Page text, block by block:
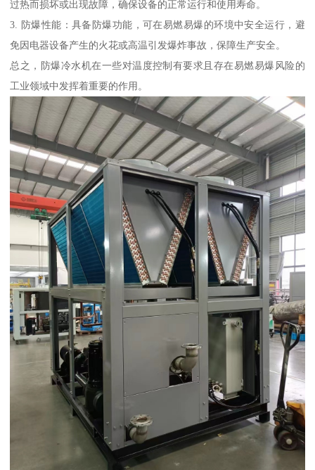
过热而损坏或出现故障，确保设备的正常运行和使用寿命。
3. 防爆性能：具备防爆功能，可在易燃易爆的环境中安全运行，避
免因电器设备产生的火花或高温引发爆炸事故，保障生产安全。
总之，防爆冷水机在一些对温度控制有要求且存在易燃易爆风险的
工业领域中发挥着重要的作用。